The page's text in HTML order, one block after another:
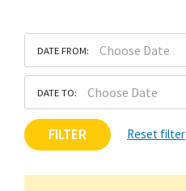
DATE FROM:
DATE TO:
FILTER Reset filter